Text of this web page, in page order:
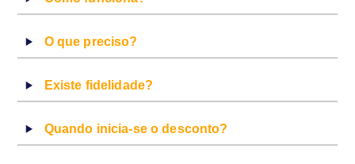
O que preciso?
Existe fidelidade?
Quando inicia-se o desconto?